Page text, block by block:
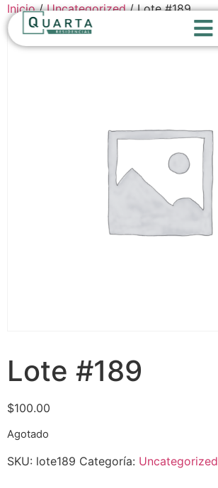
Inicio/Uncategorized/ Lote #189
Lote #189
$100.00
Agotado
SKU: lote189 Categoría: Uncategorized